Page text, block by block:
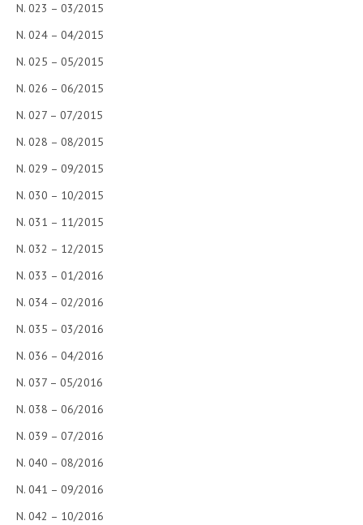
N. 023 – 03/2015
N. 024 – 04/2015
N. 025 – 05/2015
N. 026 – 06/2015
N. 027 – 07/2015
N. 028 – 08/2015
N. 029 – 09/2015
N. 030 – 10/2015
N. 031 – 11/2015
N. 032 – 12/2015
N. 033 – 01/2016
N. 034 – 02/2016
N. 035 – 03/2016
N. 036 – 04/2016
N. 037 – 05/2016
N. 038 – 06/2016
N. 039 – 07/2016
N. 040 – 08/2016
N. 041 – 09/2016
N. 042 – 10/2016